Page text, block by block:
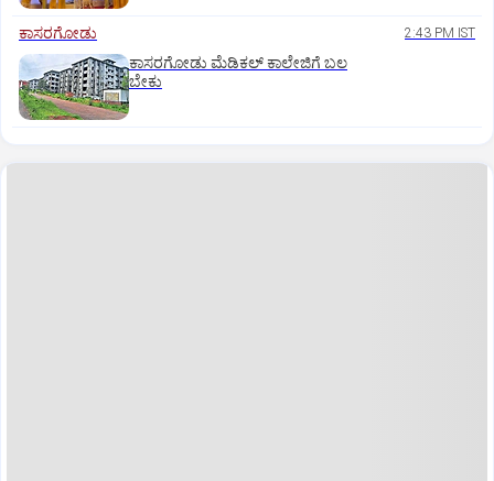
ಕಾಸರಗೋಡು 2:43 PM IST
ಕಾಸರಗೋಡು ಮೆಡಿಕಲ್‌ ಕಾಲೇಜಿಗೆ ಬಲ
ಬೇಕು